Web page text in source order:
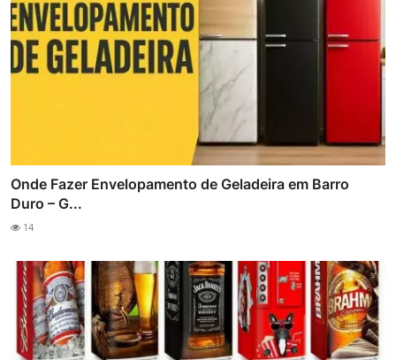
Onde Fazer Envelopamento de Geladeira em Barro
Duro – G...
14